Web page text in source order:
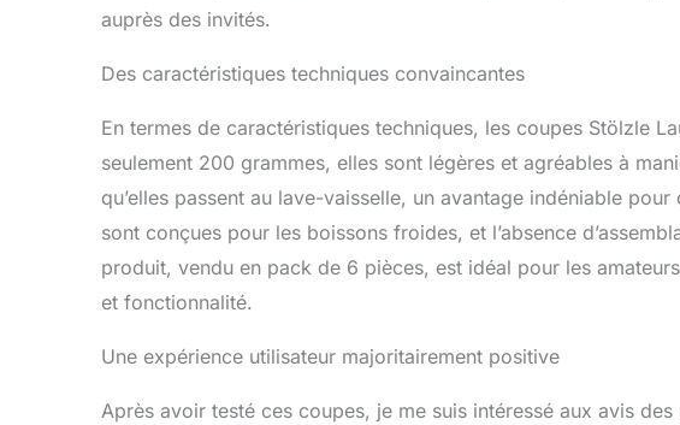
auprès des invités.
Des caractéristiques techniques convaincantes
En termes de caractéristiques techniques, les coupes Stölzle
seulement 200 grammes, elles sont légères et agréables à
qu’elles passent au lave-vaisselle, un avantage indéniable
sont conçues pour les boissons froides, et l’absence
produit, vendu en pack de 6 pièces, est idéal pour les
et fonctionnalité.
Une expérience utilisateur majoritairement positive
Après avoir testé ces coupes, je me suis intéressé aux avis